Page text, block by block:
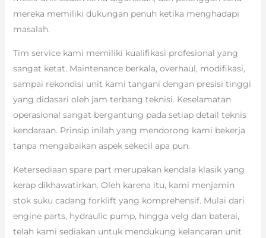
mereka memiliki dukungan penuh ketika menghadapi
masalah.
Tim service kami memiliki kualifikasi profesional yang
sangat ketat. Maintenance berkala, overhaul, modifikasi,
sampai rekondisi unit kami tangani dengan presisi tinggi
yang didasari oleh jam terbang teknisi. Keselamatan
operasional sangat bergantung pada setiap detail teknis
kendaraan. Prinsip inilah yang mendorong kami bekerja
tanpa mengabaikan aspek sekecil apa pun.
Ketersediaan spare part merupakan kendala klasik yang
kerap dikhawatirkan. Oleh karena itu, kami menjamin
stok suku cadang forklift yang komprehensif. Mulai dari
engine parts, hydraulic pump, hingga velg dan baterai,
telah kami sediakan untuk mendukung kelancaran unit